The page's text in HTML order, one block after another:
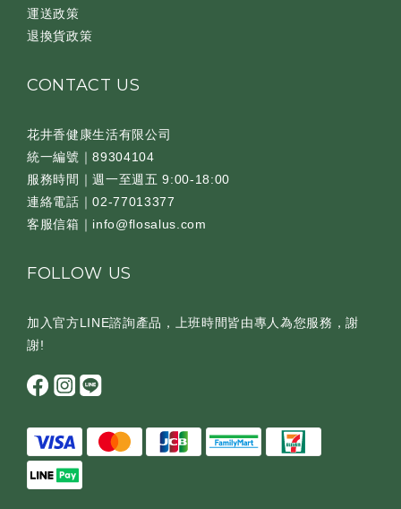
運送政策
退換貨政策
CONTACT US
花井香健康生活有限公司
統一編號｜89304104
服務時間｜週一至週五 9:00-18:00
連絡電話｜02-77013377
客服信箱｜info@flosalus.com
FOLLOW US
加入官方LINE諮詢產品，上班時間皆由專人為您服務，謝
謝!